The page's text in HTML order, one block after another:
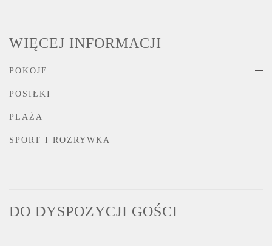
WIĘCEJ INFORMACJI
POKOJE
POSIŁKI
PLAŻA
SPORT I ROZRYWKA
DO DYSPOZYCJI GOŚCI